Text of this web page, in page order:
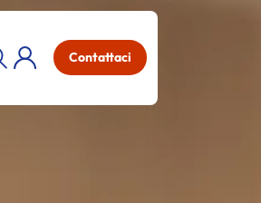
Contattaci